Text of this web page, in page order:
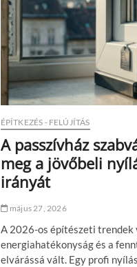
t
i
á
t
c
i
e
l
n
i
r
a
?
t
ó
m
e
l
é
k
e
á
r
a
t
a
t
ó
a
ÉPÍTKEZÉS - FELÚJÍTÁS
A passzívház
meg a jövőbeli
irányát
május 27, 2026
A 2026-os építészeti trendek
energiahatékonyság és a
elvárássá vált. Egy profi